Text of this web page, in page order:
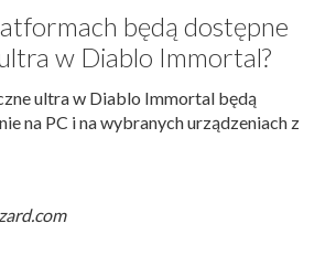
będą dostępne
w Diablo Immortal?
ultra w Diablo Immortal będą
na PC i na wybranych urządzeniach z